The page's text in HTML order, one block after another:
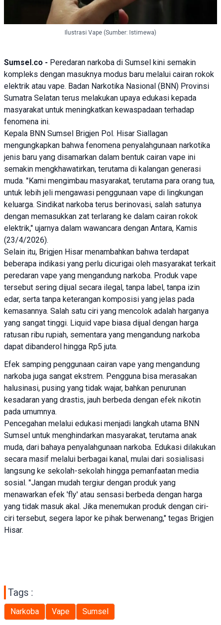
Ilustrasi Vape (Sumber: Istimewa)
Sumsel.co - Peredaran narkoba di Sumsel kini semakin
kompleks dengan masuknya modus baru melalui cairan rokok
elektrik atau vape. Badan Narkotika Nasional (BNN) Provinsi
Sumatra Selatan terus melakukan upaya edukasi kepada
masyarakat untuk meningkatkan kewaspadaan terhadap
fenomena ini.
Kepala BNN Sumsel Brigjen Pol. Hisar Siallagan
mengungkapkan bahwa fenomena penyalahgunaan narkotika
jenis baru yang disamarkan dalam bentuk cairan vape ini
semakin mengkhawatirkan, terutama di kalangan generasi
muda. "Kami mengimbau masyarakat, terutama para orang tua,
untuk lebih jeli mengawasi penggunaan vape di lingkungan
keluarga. Sindikat narkoba terus berinovasi, salah satunya
dengan memasukkan zat terlarang ke dalam cairan rokok
elektrik," ujarnya dalam wawancara dengan Antara, Kamis
(23/4/2026).
Selain itu, Brigjen Hisar menambahkan bahwa terdapat
beberapa indikasi yang perlu dicurigai oleh masyarakat terkait
peredaran vape yang mengandung narkoba. Produk vape
tersebut sering dijual secara ilegal, tanpa label, tanpa izin
edar, serta tanpa keterangan komposisi yang jelas pada
kemasannya. Salah satu ciri yang mencolok adalah harganya
yang sangat tinggi. Liquid vape biasa dijual dengan harga
ratusan ribu rupiah, sementara yang mengandung narkoba
dapat dibanderol hingga Rp5 juta.
Efek samping penggunaan cairan vape yang mengandung
narkoba juga sangat ekstrem. Pengguna bisa merasakan
halusinasi, pusing yang tidak wajar, bahkan penurunan
kesadaran yang drastis, jauh berbeda dengan efek nikotin
pada umumnya.
Pencegahan melalui edukasi menjadi langkah utama BNN
Sumsel untuk menghindarkan masyarakat, terutama anak
muda, dari bahaya penyalahgunaan narkoba. Edukasi dilakukan
secara masif melalui berbagai kanal, mulai dari sosialisasi
langsung ke sekolah-sekolah hingga pemanfaatan media
sosial. "Jangan mudah tergiur dengan produk yang
menawarkan efek 'fly' atau sensasi berbeda dengan harga
yang tidak masuk akal. Jika menemukan produk dengan ciri-
ciri tersebut, segera lapor ke pihak berwenang," tegas Brigjen
Hisar.
Tags :
Narkoba Vape Sumsel